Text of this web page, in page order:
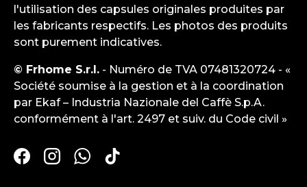
l'utilisation des capsules originales produites par
les fabricants respectifs. Les photos des produits
sont purement indicatives.
© Frhome S.r.l. - Numéro de TVA 07481320724 - «
Société soumise à la gestion et à la coordination
par Ekaf – Industria Nazionale del Caffè S.p.A.
conformément à l'art. 2497 et suiv. du Code civil »
FacebookInstagramWhatsApp
TikTok